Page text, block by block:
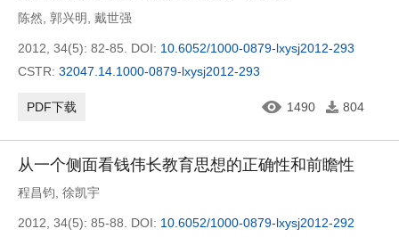
陈然 郭兴明 戴世强
2012, 34(5): 82-85. DOI: 10.6052/1000-0879-lxysj2012-293
CSTR: 32047.14.1000-0879-lxysj2012-293
PDF下载 1490 804
从一个侧面看钱伟长教育思想的正确性和前瞻性
程昌钧 徐凯宇
2012, 34(5): 85-88. DOI: 10.6052/1000-0879-lxysj2012-292